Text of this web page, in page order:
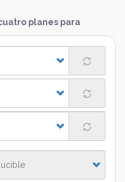
planes para